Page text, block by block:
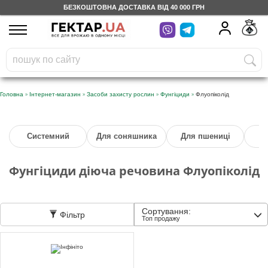
БЕЗКОШТОВНА ДОСТАВКА ВІД 40 000 ГРН
UA
На вашому
бонусному рахунку
грн
Безкоштовно по Україні
Категорії
Щоденник
Доставка
Відгуки
Головна » Інтернет-магазин » Засоби захисту рослин » Фунгіциди » Флуопіколід
Системний Для соняшника Для пшениці
Фунгіциди діюча речовина Флуопіколід
Фільтр Сортування:
Топ продажу